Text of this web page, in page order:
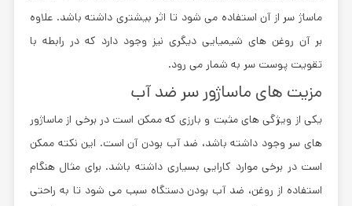
ماساژ سر از آن استفاده می شود تا اثر بیشتری داشته باشد. علاوه
بر آن روغن های شیمیایی دیگری نیز وجود دارد که در رابطه با
تقویت پوست سر به شمار می رود.
مزیت های ماساژور سر ضد آب
یکی از ویژگی های مثبت و بارزی که ممکن است در برخی از ماساژور
های سر وجود داشته باشد، ضد آب بودن آن است. این نکته ممکن
است در برخی موارد کارایی بسیاری داشته باشد. برای مثال هنگام
استفاده از روغن، ضد آب بودن دستگاه سبب می شود تا به راحتی